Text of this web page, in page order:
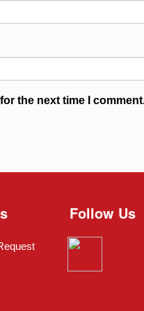
the next time I
Follow Us